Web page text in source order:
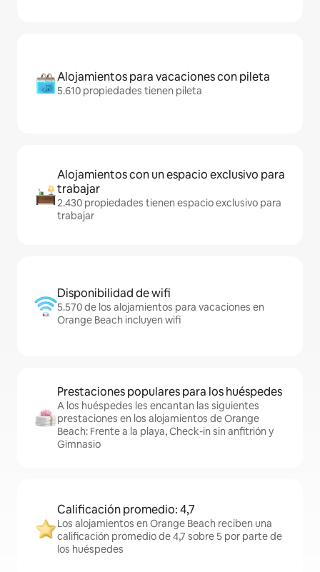
Alojamientos para vacaciones con pileta
5.610 propiedades tienen pileta
Alojamientos con un espacio exclusivo para
trabajar
2.430 propiedades tienen espacio exclusivo para
trabajar
Disponibilidad de wifi
5.570 de los alojamientos para vacaciones en
Orange Beach incluyen wifi
Prestaciones populares para los huéspedes
A los huéspedes les encantan las siguientes
prestaciones en los alojamientos de Orange
Beach: Frente a la playa, Check-in sin anfitrión y
Gimnasio
Calificación promedio: 4,7
Los alojamientos en Orange Beach reciben una
calificación promedio de 4,7 sobre 5 por parte de
los huéspedes